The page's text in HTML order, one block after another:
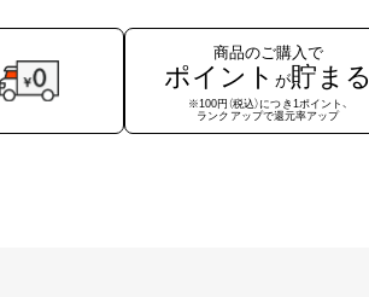
商品のご購入で
ポイント が貯まる
※100円（税込）につき1ポイント、
ランクアップで還元率アップ